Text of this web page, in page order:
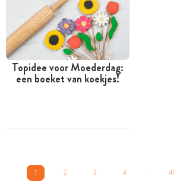
Topidee voor Moederdag:
een boeket van koekjes!
1 2 3 4 ... 41